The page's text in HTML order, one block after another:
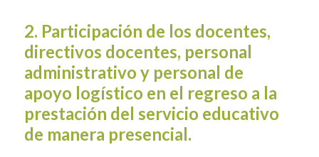
2. Participación de los docentes,
directivos docentes, personal
administrativo y personal de
apoyo logístico en el regreso a la
prestación del servicio educativo
de manera presencial.